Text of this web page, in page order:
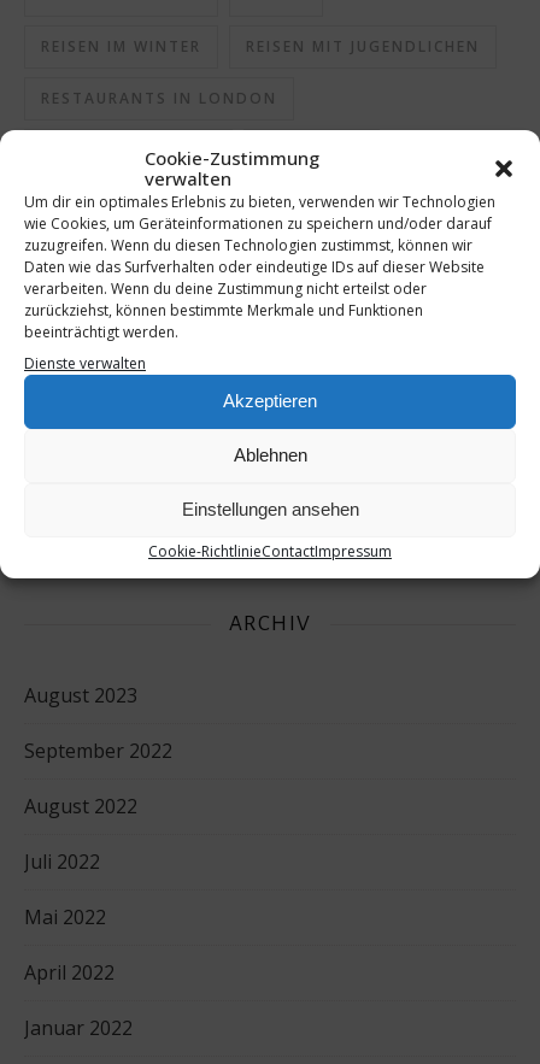
Cookie-Zustimmung
verwalten
Um dir ein optimales Erlebnis zu bieten, verwenden wir Technologien
wie Cookies, um Geräteinformationen zu speichern und/oder darauf
zuzugreifen. Wenn du diesen Technologien zustimmst, können wir
Daten wie das Surfverhalten oder eindeutige IDs auf dieser Website
verarbeiten. Wenn du deine Zustimmung nicht erteilst oder
zurückziehst, können bestimmte Merkmale und Funktionen
beeinträchtigt werden.
Dienste verwalten
Akzeptieren
Ablehnen
Einstellungen ansehen
Cookie-RichtlinieContactImpressum
REISEN IM WINTER REISEN MIT JUGENDLICHEN
RESTAURANTS IN LONDON
SCHLECHTE MUTTER
SCHMECKT SEHENSWÜRDIGKEITEN IN LONDON
SELBSTGEMACHT SHOTS SPRITZGEBÄCK
STÄDTEREISE STÄDTETRIP
STÄDTETRIP MIT JUGENDLICHEN
ARCHIV
August 2023
September 2022
August 2022
Juli 2022
Mai 2022
April 2022
Januar 2022